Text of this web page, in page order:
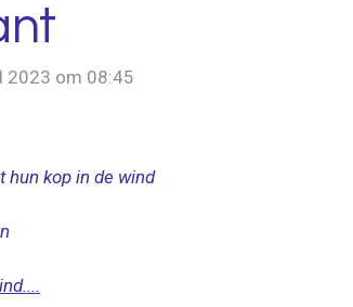
2023 om 08:45
hun kop in de wind